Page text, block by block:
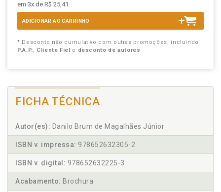
em 3x de R$ 25,41
ADICIONAR AO CARRINHO
* Desconto não cumulativo com outras promoções, incluindo
P.A.P., Cliente Fiel e desconto de autores
FICHA TÉCNICA
Autor(es): Danilo Brum de Magalhães Júnior
ISBN v. impressa: 978652632305-2
ISBN v. digital: 978652632225-3
Acabamento: Brochura